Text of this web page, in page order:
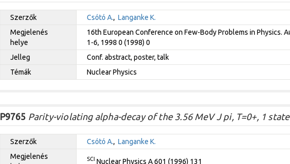
Szerzők Csótó A., Langanke K.
Megjelenés
helye
16th European Conference on Few-Body Problems in Physics.
1-6, 1998 0 (1998) 0
Jelleg
Conf. abstract, poster, talk
Témák
Nuclear Physics
P9765 Parity-violating alpha-decay of the 3.56 MeV J pi, T=0+, 1
Szerzők Csótó A., Langanke K.
Megjelenés
SCI Nuclear Physics A 601 (1996) 131